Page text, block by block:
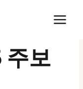
보